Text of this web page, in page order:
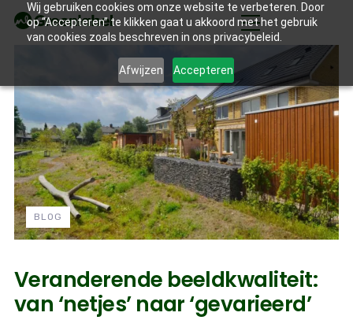
Wij gebruiken cookies om onze website te verbeteren. Door
op “Accepteren” te klikken gaat u akkoord met het gebruik
van cookies zoals beschreven in ons privacybeleid.
Afwijzen Accepteren
BLOG
Veranderende beeldkwaliteit:
van ‘netjes’ naar ‘gevarieerd’